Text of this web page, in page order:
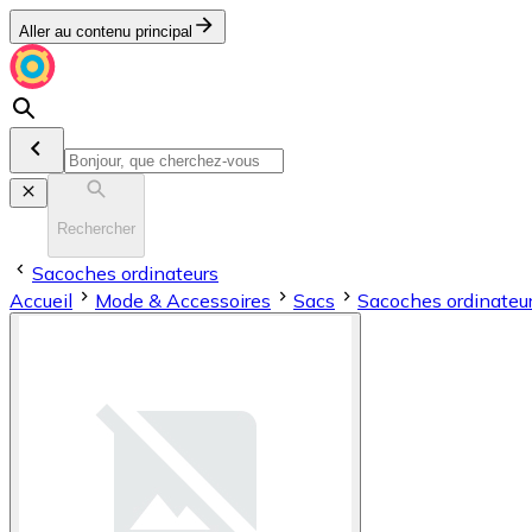
Aller au contenu principal
Rechercher
Sacoches ordinateurs
Accueil
Mode & Accessoires Sacs Sacoches